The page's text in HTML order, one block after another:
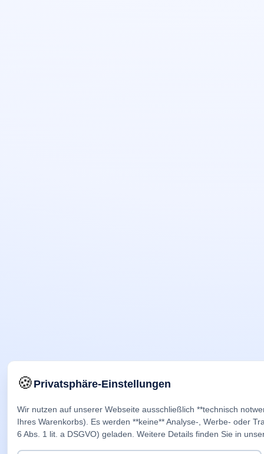
🍪Privatsphäre-Einstellungen
Wir nutzen auf unserer Webseite ausschließlich **technisch
Ihres Warenkorbs). Es werden **keine** Analyse-, Werbe- oder
6 Abs. 1 lit. a DSGVO) geladen. Weitere Details finden Sie in